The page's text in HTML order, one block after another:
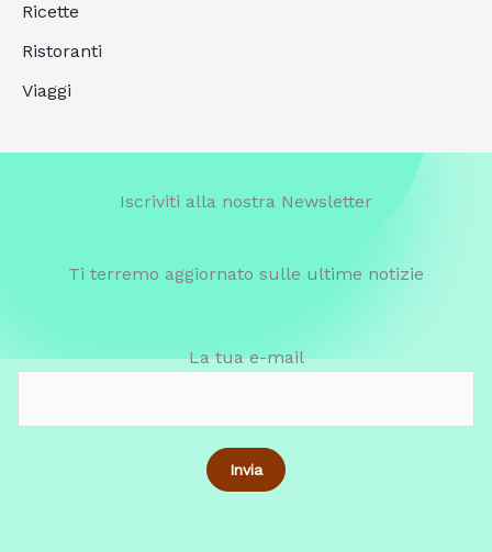
Ricette
Ristoranti
Viaggi
Iscriviti alla nostra Newsletter
Ti terremo aggiornato sulle ultime notizie
La tua e-mail